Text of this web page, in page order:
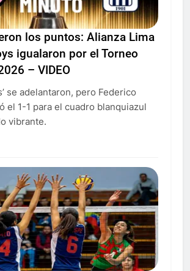
los puntos: Alianza Lima
igualaron por el Torneo
– VIDEO
se adelantaron, pero Federico
el 1-1 para el cuadro blanquiazul
vibrante.